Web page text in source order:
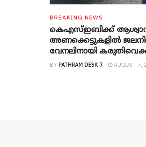
BREAKING NEWS
കെഎസ്ഇബിക്ക്
അണക്കെട്ടുകളിൽ
വേനലിനായി
BY PATHRAM DESK 7 AUGUST 7,